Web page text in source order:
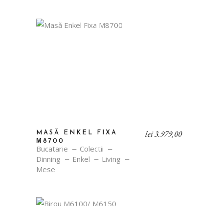
MASĂ ENKEL FIXA
М8700
Bucatarie
Colectii
Dinning
Enkel
Living
Mese
lei3.979,00